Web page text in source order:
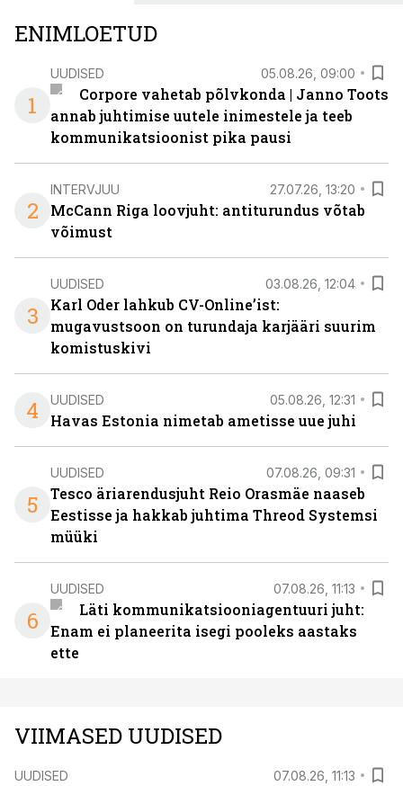
ENIMLOETUD
1
UUDISED 05.08.26, 09:00
Corpore vahetab põlvkonda | Janno Toots
annab juhtimise uutele inimestele ja teeb
kommunikatsioonist pika pausi
2
INTERVJUU 27.07.26, 13:20
McCann Riga loovjuht: antiturundus võtab
võimust
3
UUDISED 03.08.26, 12:04
Karl Oder lahkub CV-Online’ist:
mugavustsoon on turundaja karjääri suurim
komistuskivi
4 UUDISED 05.08.26, 12:31
Havas Estonia nimetab ametisse uue juhi
5
UUDISED 07.08.26, 09:31
Tesco äriarendusjuht Reio Orasmäe naaseb
Eestisse ja hakkab juhtima Threod Systemsi
müüki
6
UUDISED 07.08.26, 11:13
Läti kommunikatsiooniagentuuri juht:
Enam ei planeerita isegi pooleks aastaks
ette
VIIMASED UUDISED
UUDISED 07.08.26, 11:13